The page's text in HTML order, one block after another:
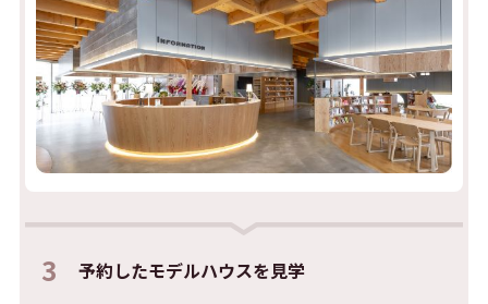
3 予約したモデルハウスを見学